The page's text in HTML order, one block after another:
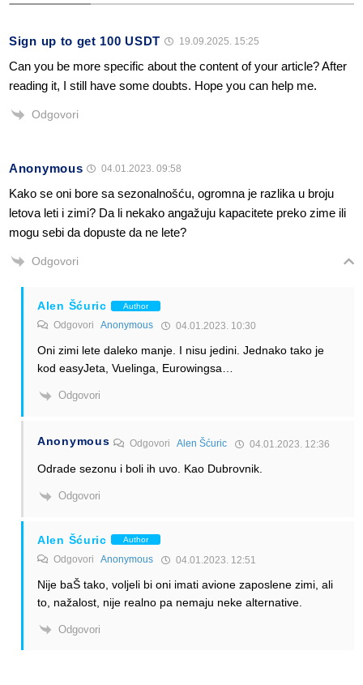
Sign up to get 100 USDT 19.09.2025. 15:25
Can you be more specific about the content of your article? After
reading it, I still have some doubts. Hope you can help me.
Odgovori
Anonymous 04.01.2023. 09:58
Kako se oni bore sa sezonalnošću, ogromna je razlika u broju
letova leti i zimi? Da li nekako angažuju kapacitete preko zime ili
mogu sebi da dopuste da ne lete?
Odgovori
Alen Šćuric Author
Odgovori Anonymous 04.01.2023. 10:30
Oni zimi lete daleko manje. I nisu jedini. Jednako tako je
kod easyJeta, Vuelinga, Eurowingsa…
Odgovori
Anonymous OdgovoriAlen Šćuric 04.01.2023. 12:36
Odrade sezonu i boli ih uvo. Kao Dubrovnik.
Odgovori
Alen Šćuric Author
Odgovori Anonymous 04.01.2023. 12:51
Nije baŠ tako, voljeli bi oni imati avione zaposlene zimi, ali
to, nažalost, nije realno pa nemaju neke alternative.
Odgovori